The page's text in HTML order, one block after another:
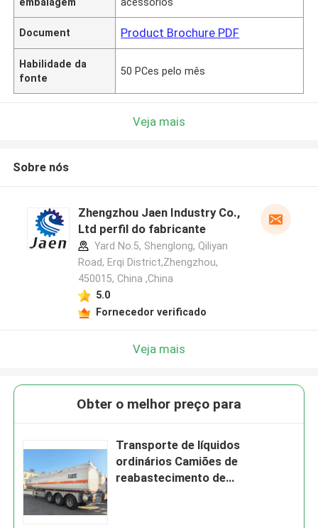
Document Product Brochure PDF
Habilidade da
fonte
50 PCes pelo mês
Veja mais
Sobre nós
Zhengzhou Jaen Industry Co.,
Ltd perfil do fabricante
Yard No.5, Shenglong, Qiliyan
Road, Erqi District,Zhengzhou,
450015, China ,China
5.0
Fornecedor verificado
Veja mais
Obter o melhor preço para
Transporte de líquidos
ordinários Camiões de
reabastecimento de